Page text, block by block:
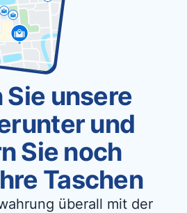
Sie unsere
und
Sie noch
Taschen
überall mit der